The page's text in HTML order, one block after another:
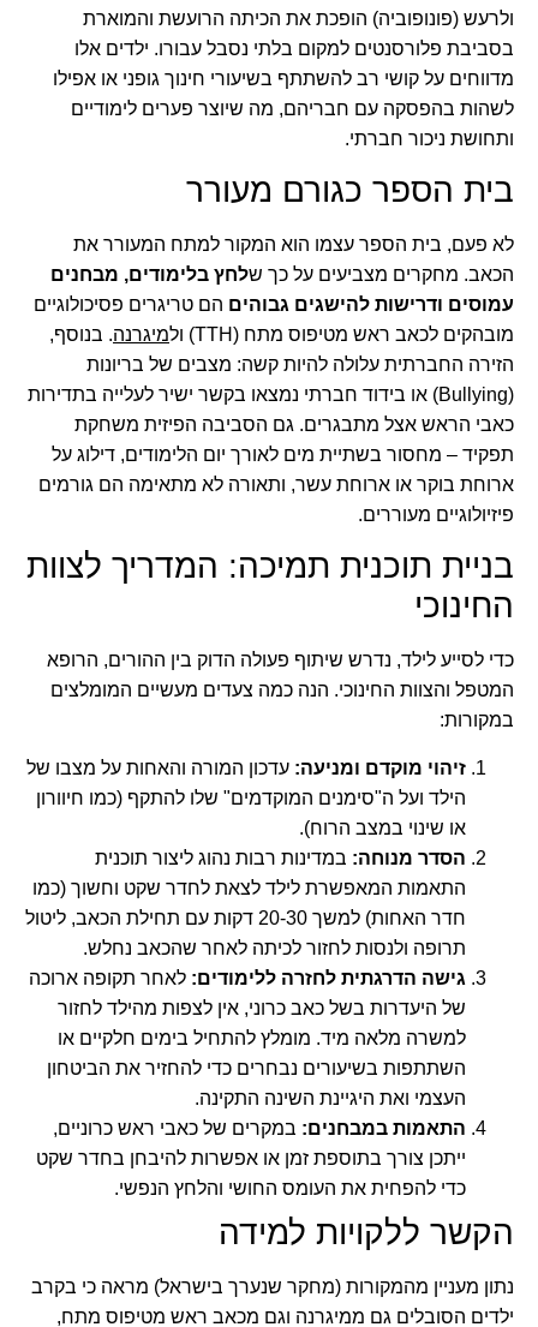
ולרעש (פונופוביה) הופכת את הכיתה הרועשת והמוארת
בסביבת פלורסנטים למקום בלתי נסבל עבורו. ילדים אלו
מדווחים על קושי רב להשתתף בשיעורי חינוך גופני או אפילו
לשהות בהפסקה עם חבריהם, מה שיוצר פערים לימודיים
ותחושת ניכור חברתי.
בית הספר כגורם מעורר
לא פעם, בית הספר עצמו הוא המקור למתח המעורר את
הכאב. מחקרים מצביעים על כך שלחץ בלימודים, מבחנים
עמוסים ודרישות להישגים גבוהים הם טריגרים פסיכולוגיים
מובהקים לכאב ראש מטיפוס מתח (TTH) ול
מיגרנה. בנוסף,
הזירה החברתית עלולה להיות קשה: מצבים של בריונות
(Bullying) או בידוד חברתי נמצאו בקשר ישיר לעלייה בתדירות
כאבי הראש אצל מתבגרים. גם הסביבה הפיזית משחקת
תפקיד – מחסור בשתיית מים לאורך יום הלימודים, דילוג על
ארוחת בוקר או ארוחת עשר, ותאורה לא מתאימה הם גורמים
פיזיולוגיים מעוררים.
בניית תוכנית תמיכה: המדריך לצוות
החינוכי
כדי לסייע לילד, נדרש שיתוף פעולה הדוק בין ההורים, הרופא
המטפל והצוות החינוכי. הנה כמה צעדים מעשיים המומלצים
במקורות:
זיהוי מוקדם ומניעה: עדכון המורה והאחות על מצבו של
הילד ועל ה"סימנים המוקדמים" שלו להתקף (כמו חיוורון
או שינוי במצב הרוח).
הסדר מנוחה: במדינות רבות נהוג ליצור תוכנית
התאמות המאפשרת לילד לצאת לחדר שקט וחשוך (כמו
חדר האחות) למשך 20-30 דקות עם תחילת הכאב, ליטול
תרופה ולנסות לחזור לכיתה לאחר שהכאב נחלש.
גישה הדרגתית לחזרה ללימודים: לאחר תקופה ארוכה
של היעדרות בשל כאב כרוני, אין לצפות מהילד לחזור
למשרה מלאה מיד. מומלץ להתחיל בימים חלקיים או
השתתפות בשיעורים נבחרים כדי להחזיר את הביטחון
העצמי ואת היגיינת השינה התקינה.
התאמות במבחנים: במקרים של כאבי ראש כרוניים,
ייתכן צורך בתוספת זמן או אפשרות להיבחן בחדר שקט
כדי להפחית את העומס החושי והלחץ הנפשי.
הקשר ללקויות למידה
נתון מעניין מהמקורות (מחקר שנערך בישראל) מראה כי בקרב
ילדים הסובלים גם ממיגרנה וגם מכאב ראש מטיפוס מתח,